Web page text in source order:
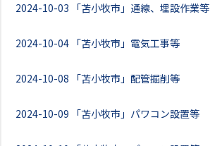
2024-10-03 「苫小牧市」通線、埋設作業等
2024-10-04 「苫小牧市」電気工事等
2024-10-08 「苫小牧市」配管掘削等
2024-10-09 「苫小牧市」パワコン設置等